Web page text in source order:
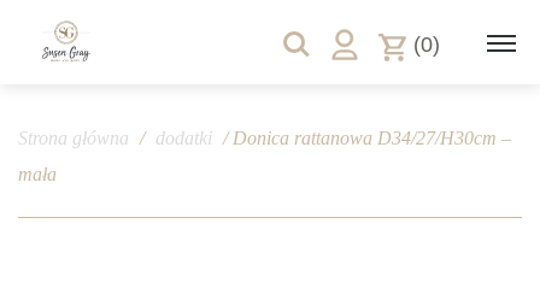
(0)
Strona główna / dodatki / Donica rattanowa D34/27/H30cm –
mała